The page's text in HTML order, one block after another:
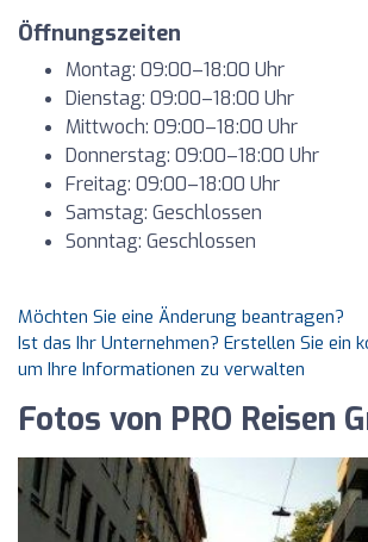
Öffnungszeiten
Montag: 09:00–18:00 Uhr
Dienstag: 09:00–18:00 Uhr
Mittwoch: 09:00–18:00 Uhr
Donnerstag: 09:00–18:00 Uhr
Freitag: 09:00–18:00 Uhr
Samstag: Geschlossen
Sonntag: Geschlossen
Möchten Sie eine Änderung beantragen?
Ist das Ihr Unternehmen? Erstellen Sie ein
um Ihre Informationen zu verwalten
Fotos von PRO Reisen